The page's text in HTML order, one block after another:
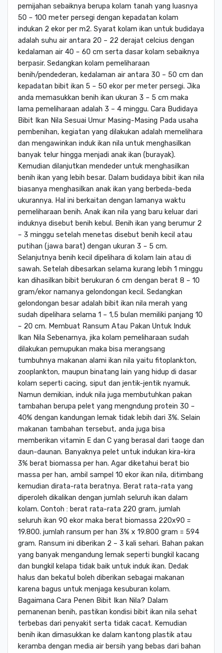
pemijahan sebaiknya berupa kolam tanah yang luasnya
50 – 100 meter persegi dengan kepadatan kolam
indukan 2 ekor per m2. Syarat kolam ikan untuk budidaya
adalah suhu air antara 20 – 22 derajat celcius dengan
kedalaman air 40 – 60 cm serta dasar kolam sebaiknya
berpasir. Sedangkan kolam pemeliharaan
benih/pendederan, kedalaman air antara 30 – 50 cm dan
kepadatan bibit ikan 5 – 50 ekor per meter persegi. Jika
anda memasukkan benih ikan ukuran 3 – 5 cm maka
lama pemeliharaan adalah 3 – 4 minggu. Cara Budidaya
Bibit Ikan Nila Sesuai Umur Masing-Masing Pada usaha
pembenihan, kegiatan yang dilakukan adalah memelihara
dan mengawinkan induk ikan nila untuk menghasilkan
banyak telur hingga menjadi anak ikan (burayak).
Kemudian dilanjutkan mendeder untuk menghasilkan
benih ikan yang lebih besar. Dalam budidaya bibit ikan nila
biasanya menghasilkan anak ikan yang berbeda-beda
ukurannya. Hal ini berkaitan dengan lamanya waktu
pemeliharaan benih. Anak ikan nila yang baru keluar dari
induknya disebut benih kebul. Benih ikan yang berumur 2
– 3 minggu setelah menetas disebut benih kecil atau
putihan (jawa barat) dengan ukuran 3 – 5 cm.
Selanjutnya benih kecil dipelihara di kolam lain atau di
sawah. Setelah dibesarkan selama kurang lebih 1 minggu
kan dihasilkan bibit berukuran 6 cm dengan berat 8 – 10
gram/ekor namanya gelondongan kecil. Sedangkan
gelondongan besar adalah bibit ikan nila merah yang
sudah dipelihara selama 1 – 1,5 bulan memiliki panjang 10
– 20 cm. Membuat Ransum Atau Pakan Untuk Induk
Ikan Nila Sebenarnya, jika kolam pemeliharaan sudah
dilakukan pemupukan maka bisa merangsang
tumbuhnya makanan alami ikan nila yaitu fitoplankton,
zooplankton, maupun binatang lain yang hidup di dasar
kolam seperti cacing, siput dan jentik-jentik nyamuk.
Namun demikian, induk nila juga membutuhkan pakan
tambahan berupa pelet yang mengndung protein 30 –
40% dengan kandungan lemak tidak lebih dari 3%. Selain
makanan tambahan tersebut, anda juga bisa
memberikan vitamin E dan C yang berasal dari taoge dan
daun-daunan. Banyaknya pelet untuk indukan kira-kira
3% berat biomassa per han. Agar diketahui berat bio
massa per han, ambil sampel 10 ekor ikan nila, ditimbang
kemudian dirata-rata beratnya. Berat rata-rata yang
diperoleh dikalikan dengan jumlah seluruh ikan dalam
kolam. Contoh : berat rata-rata 220 gram, jumlah
seluruh ikan 90 ekor maka berat biomassa 220x90 =
19.800. jumlah ransum per han 3% x 19.800 gram = 594
gram. Ransum ini diberikan 2 – 3 kali sehari. Bahan pakan
yang banyak mengandung lemak seperti bungkil kacang
dan bungkil kelapa tidak baik untuk induk ikan. Dedak
halus dan bekatul boleh diberikan sebagai makanan
karena bagus untuk menjaga kesuburan kolam.
Bagaimana Cara Penen Bibit Ikan Nila? Dalam
pemanenan benih, pastikan kondisi bibit ikan nila sehat
terbebas dari penyakit serta tidak cacat. Kemudian
benih ikan dimasukkan ke dalam kantong plastik atau
keramba dengan media air bersih yang bebas dari bahan